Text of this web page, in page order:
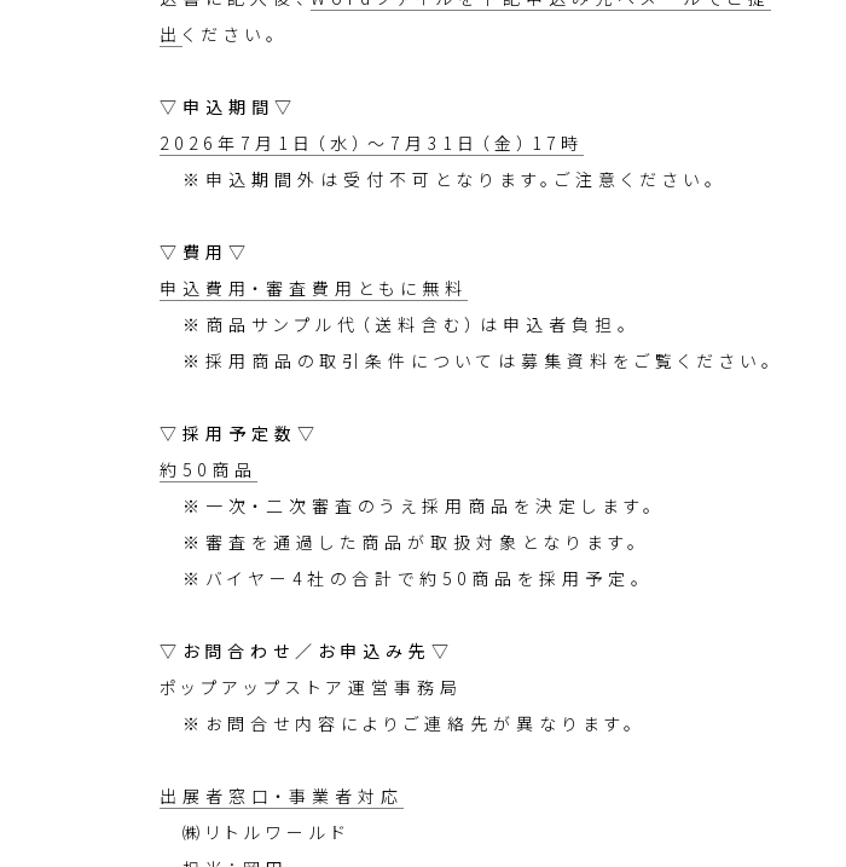
出 ください。
▽申込期間▽
2026年7月1日（水）～7月31日（金）17時
※申込期間外は受付不可となります。ご注意ください。
▽費用▽
申込費用・審査費用ともに無料
※商品サンプル代（送料含む）は申込者負担。
※採用商品の取引条件については募集資料をご覧ください。
▽採用予定数▽
約50商品
※一次・二次審査のうえ採用商品を決定します。
※審査を通過した商品が取扱対象となります。
※バイヤー4社の合計で約50商品を採用予定。
▽お問合わせ／お申込み先▽
ポップアップストア運営事務局
※お問合せ内容によりご連絡先が異なります。
出展者窓口・事業者対応
㈱リトルワールド